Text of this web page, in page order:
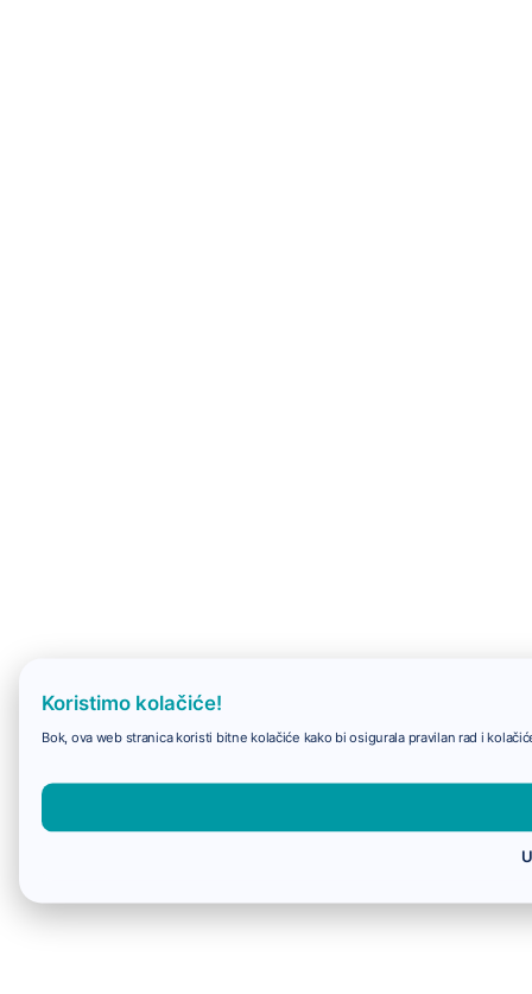
Koristimo kolačiće!
Bok, ova web stranica koristi bitne kolačiće kako bi osigurala pravilan rad i